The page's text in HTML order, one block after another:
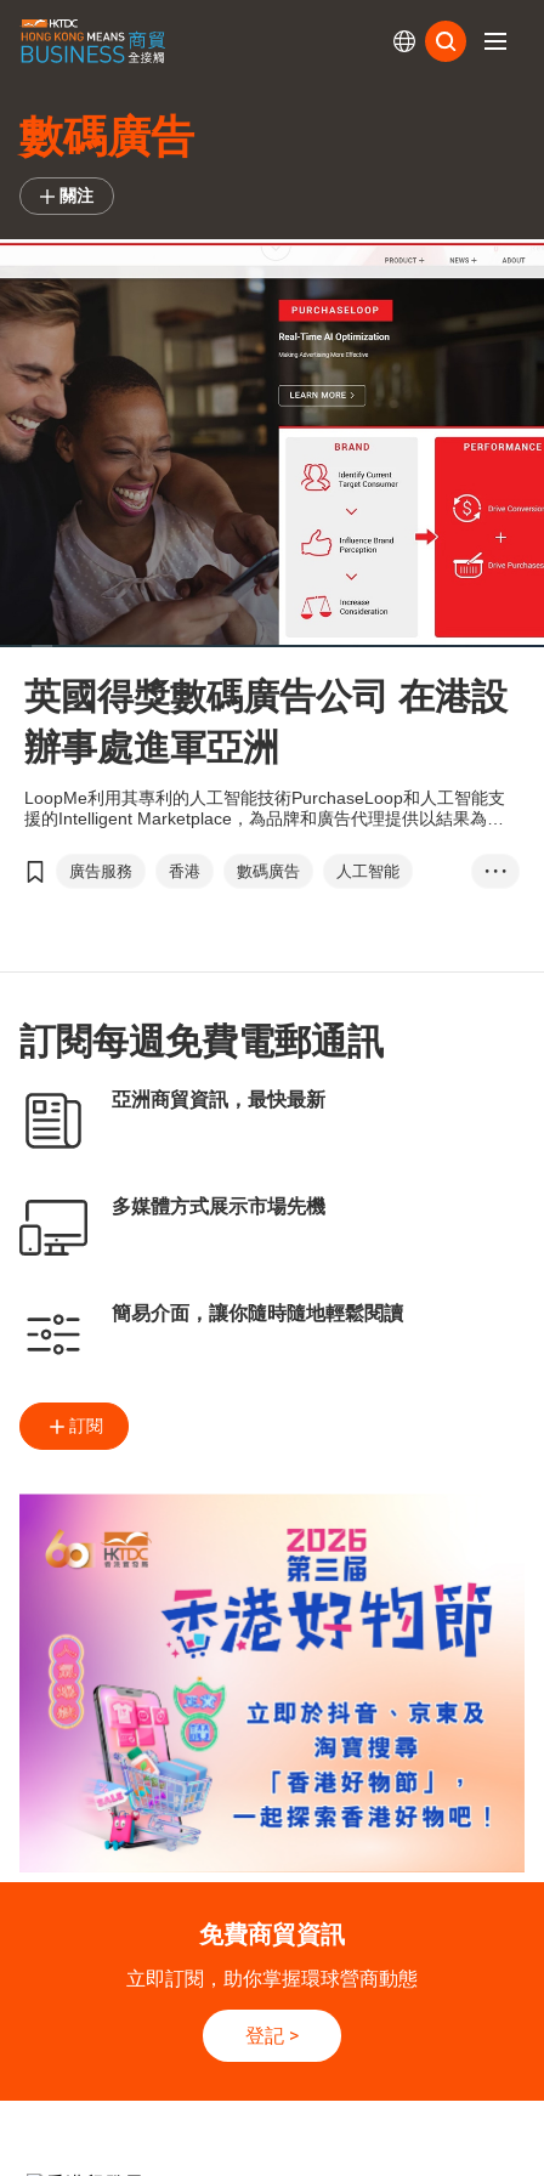
數碼廣告
關注
英國得獎數碼廣告公司 在港設
辦事處進軍亞洲
LoopMe利用其專利的人工智能技術PurchaseLoop和人工智能支
援的Intelligent Marketplace，為品牌和廣告代理提供以結果為本
廣告服務 香港 數碼廣告
人工智能
• • •
訂閱每週免費電郵通訊
亞洲商貿資訊，最快最新
多媒體方式展示市場先機
簡易介面，讓你隨時隨地輕鬆閱讀
訂閱
免費商貿資訊
立即訂閱，助你掌握環球營商動態
登記 >